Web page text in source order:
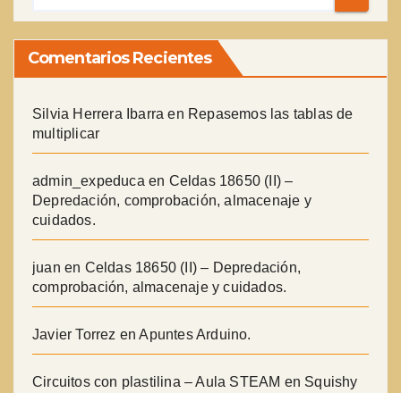
Comentarios Recientes
Silvia Herrera Ibarra en Repasemos las tablas de
multiplicar
admin_expeduca en Celdas 18650 (II) –
Depredación, comprobación, almacenaje y
cuidados.
juan en Celdas 18650 (II) – Depredación,
comprobación, almacenaje y cuidados.
Javier Torrez enApuntes Arduino.
Circuitos con plastilina – Aula STEAM en Squishy